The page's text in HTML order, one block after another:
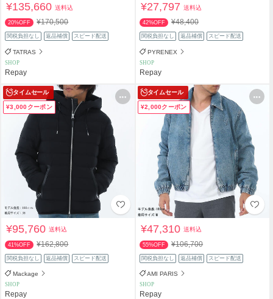
¥135,660送料込
20%OFF ¥170,500
関税負担なし 返品補償 スピード配送
TATRAS
SHOP
Repay
¥27,797送料込
42%OFF ¥48,400
関税負担なし 返品補償 スピード配送
PYRENEX
SHOP
Repay
タイムセール
¥3,000クーポン
¥95,760送料込
41%OFF ¥162,800
関税負担なし 返品補償 スピード配送
Mackage
SHOP
Repay
タイムセール
¥2,000クーポン
¥47,310送料込
55%OFF ¥106,700
関税負担なし 返品補償 スピード配送
AMI PARIS
SHOP
Repay